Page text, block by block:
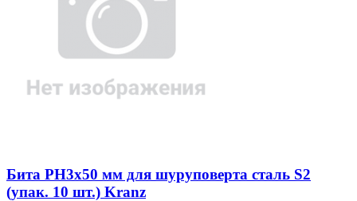
Бита PH3х50 мм для шуруповерта сталь S2
(упак. 10 шт.) Kranz